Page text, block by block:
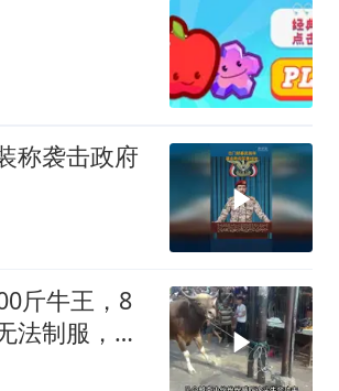
称袭击政府
斤牛王，8
法制服，越